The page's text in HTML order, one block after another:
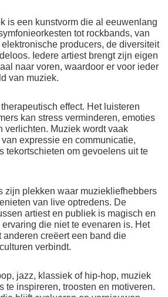
is een kunstvorm die al eeuwenlang
tot rockbands, van
producers, de diversiteit
Iedere artiest brengt zijn eigen
naar voren, waardoor er voor ieder
van muziek.
effect. Het luisteren
kan stress verminderen, emoties
verlichten. Muziek wordt vaak
expressie en communicatie,
tekortschieten om gevoelens uit te
zijn plekken waar muziekliefhebbers
van live optredens. De
artiest en publiek is magisch en
die niet te evenaren is. Het
creëert een band die
verbindt.
jazz, klassiek of hip-hop, muziek
te inspireren, troosten en motiveren.